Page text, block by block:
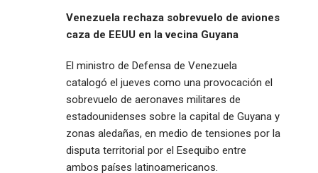
Venezuela rechaza sobrevuelo de aviones
caza de EEUU en la vecina Guyana
El ministro de Defensa de Venezuela
catalogó el jueves como una provocación el
sobrevuelo de aeronaves militares de
estadounidenses sobre la capital de Guyana y
zonas aledañas, en medio de tensiones por la
disputa territorial por el Esequibo entre
ambos países latinoamericanos.